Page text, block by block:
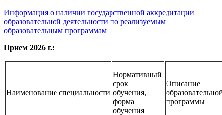
Информация о наличии государственной аккредитации
образовательной деятельности по реализуемым
образовательным программам
Прием 2026 г.:
Наименование специальности
Нормативный
срок
обучения,
форма
обучения
Описание
программы